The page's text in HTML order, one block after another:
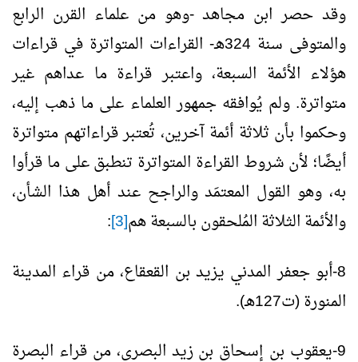
وقد حصر ابن مجاهد -وهو من علماء القرن الرابع
والمتوفى سنة 324هـ- القراءات المتواترة في قراءات
هؤلاء الأئمة السبعة، واعتبر قراءة ما عداهم غير
متواترة. ولم يُوافقه جمهور العلماء على ما ذهب إليه،
وحكموا بأن ثلاثة أئمة آخرين، تُعتبر قراءاتهم متواترة
أيضًا؛ لأن شروط القراءة المتواترة تنطبق على ما قرأوا
به، وهو القول المعتمَد والراجح عند أهل هذا الشأن،
والأئمة الثلاثة المُلحقون بالسبعة هم[3]
:
8-أبو جعفر المدني يزيد بن القعقاع، من قراء المدينة
المنورة (ت127هـ).
9-يعقوب بن إسحاق بن زيد البصري، من قراء البصرة